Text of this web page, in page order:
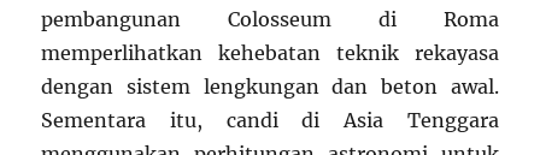
pembangunan Colosseum di Roma
memperlihatkan kehebatan teknik rekayasa
dengan sistem lengkungan dan beton awal.
Sementara itu, candi di Asia Tenggara